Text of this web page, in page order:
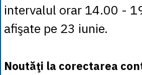
intervalul orar 14.00 -
afişate pe 23 iunie.
Noutăţi la corectarea